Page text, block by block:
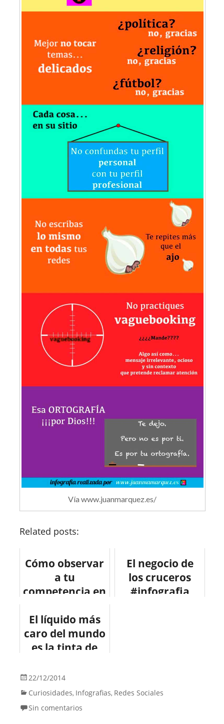
Vía www.juanmarquez.es/
Related posts:
Cómo observar
a tu
competencia en
El negocio de
los cruceros
#infografia
El líquido más
caro del mundo
es la tinta de
#infografia
#infographic
#curiosidades
22/12/2014
Curiosidades, Infografias, Redes Sociales
Sin comentarios